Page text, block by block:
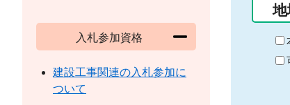
の
始
ま
り
入札参加資格
建設工事関連の入札参加に
ついて